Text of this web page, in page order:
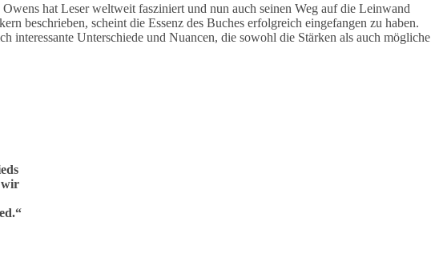
hat Leser weltweit fasziniert und nun auch seinen Weg auf die Leinwand
beschrieben, scheint die Essenz des Buches erfolgreich eingefangen zu haben.
interessante Unterschiede und Nuancen, die sowohl die Stärken als auch mögliche
wir
.“